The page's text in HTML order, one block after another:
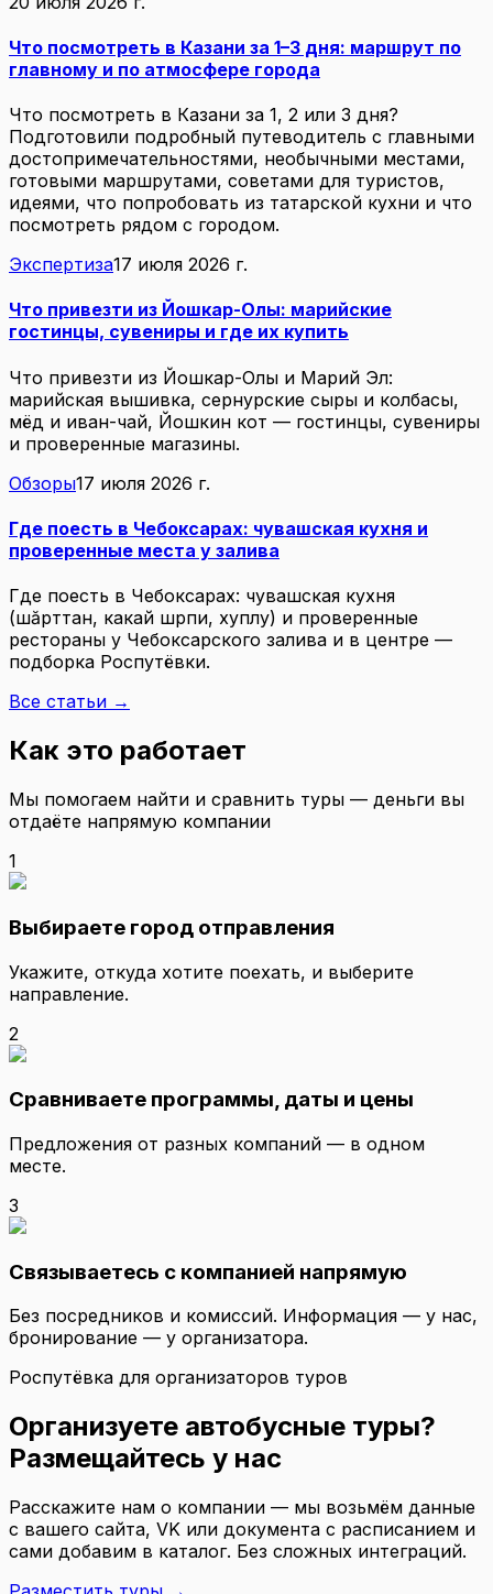
Что посмотреть в Казани за 1–3 дня: маршрут по
главному и по атмосфере города
Что посмотреть в Казани за 1, 2 или 3 дня?
Подготовили подробный путеводитель с главными
достопримечательностями, необычными местами,
готовыми маршрутами, советами для туристов,
идеями, что попробовать из татарской кухни и что
посмотреть рядом с городом.
Экспертиза17 июля 2026 г.
Что привезти из Йошкар-Олы: марийские
гостинцы, сувениры и где их купить
Что привезти из Йошкар-Олы и Марий Эл:
марийская вышивка, сернурские сыры и колбасы,
мёд и иван-чай, Йошкин кот — гостинцы, сувениры
и проверенные магазины.
Обзоры17 июля 2026 г.
Где поесть в Чебоксарах: чувашская кухня и
проверенные места у залива
Где поесть в Чебоксарах: чувашская кухня
(шăрттан, какай шӳрпи, хуплу) и проверенные
рестораны у Чебоксарского залива и в центре —
подборка Роспутёвки.
Все статьи →
Как это работает
Мы помогаем найти и сравнить туры — деньги вы
отдаёте напрямую компании
1
Выбираете город отправления
Укажите, откуда хотите поехать, и выберите
направление.
2
Сравниваете программы, даты и цены
Предложения от разных компаний — в одном
месте.
3
Связываетесь с компанией напрямую
Без посредников и комиссий. Информация — у нас,
бронирование — у организатора.
Роспутёвка для организаторов туров
Организуете автобусные туры?
Размещайтесь у нас
Расскажите нам о компании — мы возьмём данные
с вашего сайта, VK или документа с расписанием и
сами добавим в каталог. Без сложных интеграций.